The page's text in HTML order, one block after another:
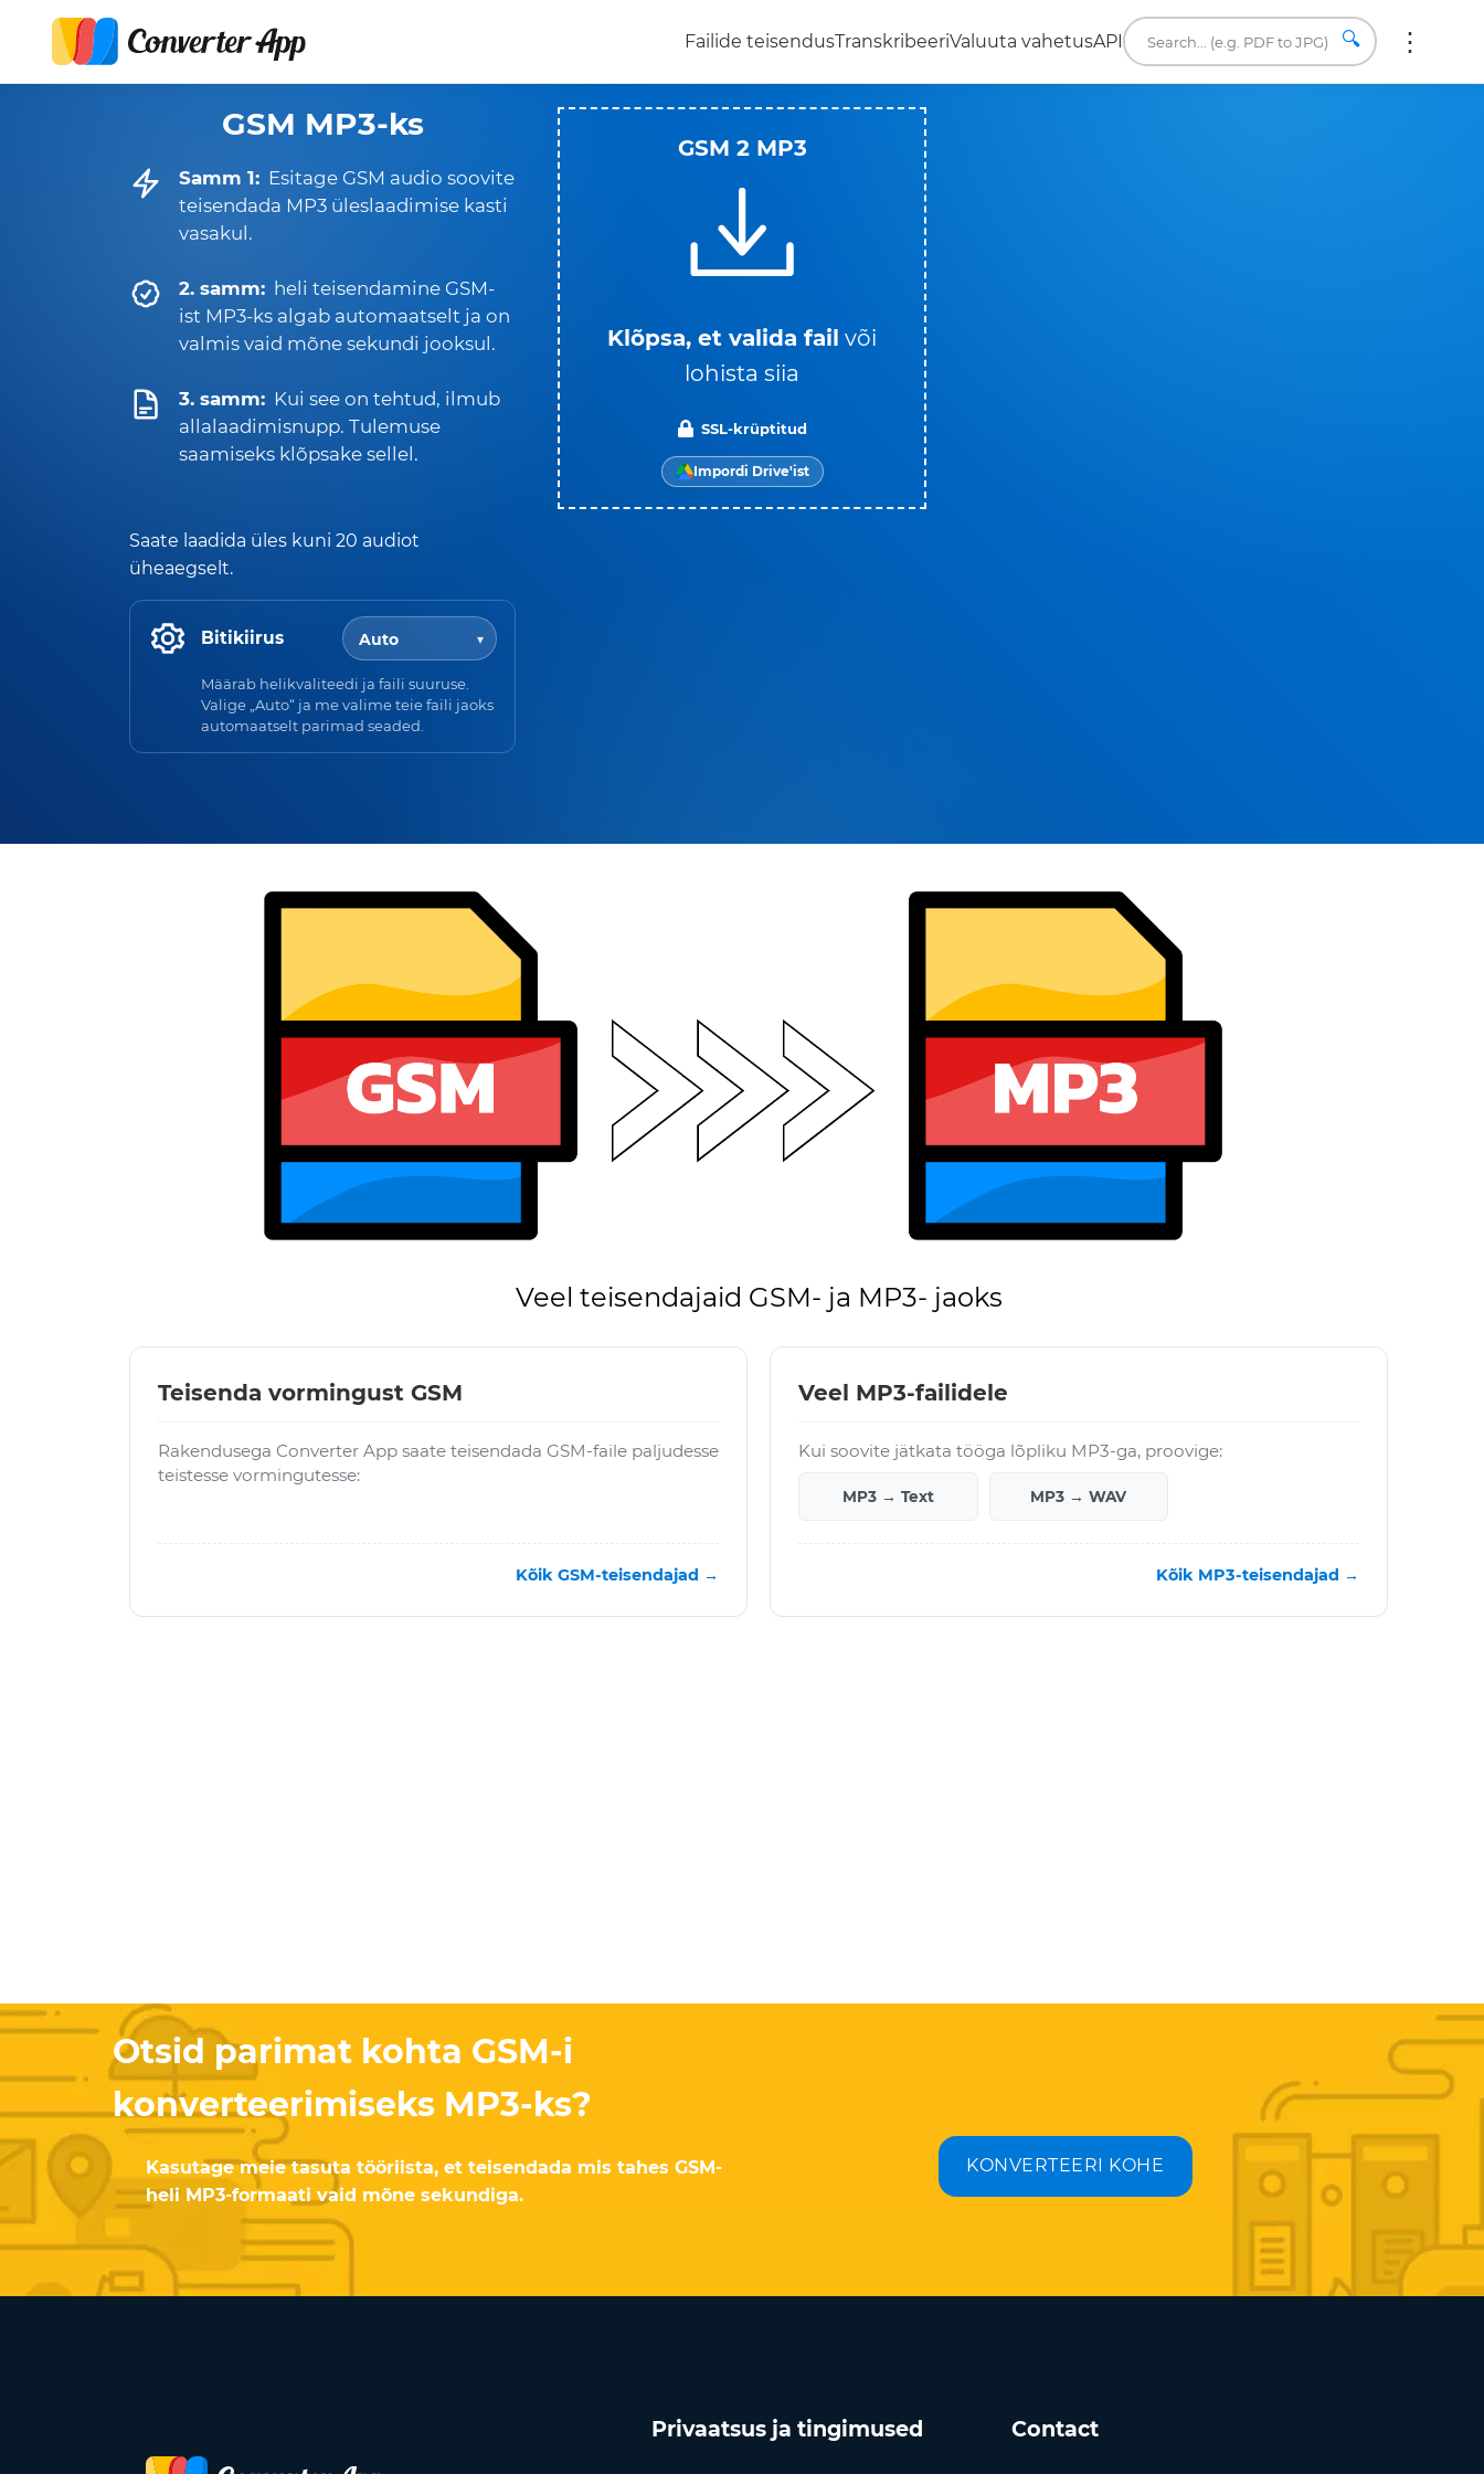
Failide teisendusTranskribeeriValuuta vahetusAPI 🔍
GSM MP3-ks
Samm 1: Esitage GSM audio soovite
teisendada MP3 üleslaadimise kasti
vasakul.
2. samm: heli teisendamine GSM-
ist MP3-ks algab automaatselt ja on
valmis vaid mõne sekundi jooksul.
3. samm: Kui see on tehtud, ilmub
allalaadimisnupp. Tulemuse
saamiseks klõpsake sellel.
Saate laadida üles kuni 20 audiot
üheaegselt.
Bitikiirus
Määrab helikvaliteedi ja faili suuruse.
Valige „Auto“ ja me valime teie faili jaoks
automaatselt parimad seaded.
GSM 2 MP3
Klõpsa, et valida fail või
lohista siia
SSL-krüptitud
Impordi Drive'ist
Veel teisendajaid GSM- ja MP3- jaoks
Teisenda vormingust GSM
Rakendusega Converter App saate teisendada GSM-faile paljudesse
teistesse vormingutesse:
Kõik GSM-teisendajad →
Veel MP3-failidele
Kui soovite jätkata tööga lõpliku MP3-ga, proovige:
MP3 → Text MP3 → WAV
Kõik MP3-teisendajad →
Otsid parimat kohta GSM-i
konverteerimiseks MP3-ks?
Kasutage meie tasuta tööriista, et teisendada mis tahes GSM-
heli MP3-formaati vaid mõne sekundiga.
KONVERTEERI KOHE
Privaatsus ja tingimused Contact